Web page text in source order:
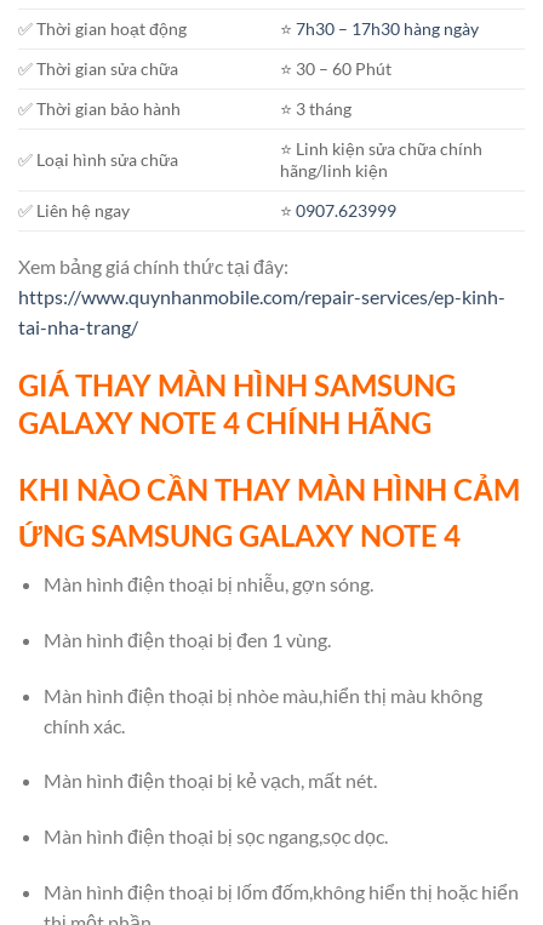
✅ Thời gian hoạt động
⭐️7h30 – 17h30 hàng ngày
✅ Thời gian sửa chữa
⭐️ 30 – 60 Phút
✅ Thời gian bảo hành
⭐️ 3 tháng
✅ Loại hình sửa chữa
⭐️ Linh kiện sửa chữa chính
hãng/linh kiện
✅ Liên hệ ngay
⭐️0907.623999
Xem bảng giá chính thức tại đây:
https://www.quynhanmobile.com/repair-services/ep-kinh-
tai-nha-trang/
GIÁ THAY MÀN HÌNH SAMSUNG
GALAXY NOTE 4 CHÍNH HÃNG
KHI NÀO CẦN THAY MÀN HÌNH CẢM
ỨNG SAMSUNG GALAXY NOTE 4
Màn hình điện thoại bị nhiễu, gợn sóng.
Màn hình điện thoại bị đen 1 vùng.
Màn hình điện thoại bị nhòe màu,hiển thị màu không
chính xác.
Màn hình điện thoại bị kẻ vạch, mất nét.
Màn hình điện thoại bị sọc ngang,sọc dọc.
Màn hình điện thoại bị lốm đốm,không hiển thị hoặc hiển